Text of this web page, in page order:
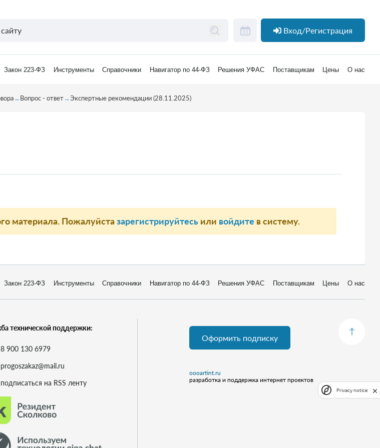
Вход/Регистрация
Закон 223-ФЗ Инструменты Справочники Навигатор по 44-ФЗ Решения УФАС Поставщикам Цены О нас
→Вопрос - ответ→Экспертные рекомендации (28.11.2025)
материала. Пожалуйстазарегистрируйтесьили войдите в систему.
Закон 223-ФЗ Инструменты Справочники Навигатор по 44-ФЗ Решения УФАС Поставщикам Цены О нас
технической поддержки:
8 900 130 6979
progoszakaz@mail.ru
подписаться на RSS ленту
Оформить подписку
oooartint.ru
разработка и поддержка интернет проектов
Privacy notice